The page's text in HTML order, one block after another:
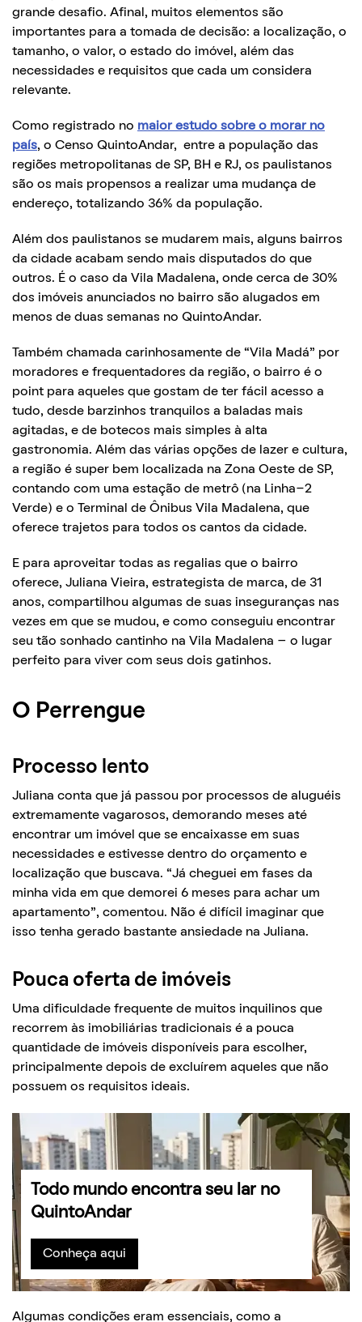
grande desafio. Afinal, muitos elementos são
importantes para a tomada de decisão: a localização, o
tamanho, o valor, o estado do imóvel, além das
necessidades e requisitos que cada um considera
relevante.
Como registrado no maior estudo sobre o morar no
país, o Censo QuintoAndar, entre a população das
regiões metropolitanas de SP, BH e RJ, os paulistanos
são os mais propensos a realizar uma mudança de
endereço, totalizando 36% da população.
Além dos paulistanos se mudarem mais, alguns bairros
da cidade acabam sendo mais disputados do que
outros. É o caso da Vila Madalena, onde cerca de 30%
dos imóveis anunciados no bairro são alugados em
menos de duas semanas no QuintoAndar.
Também chamada carinhosamente de “Vila Madá” por
moradores e frequentadores da região, o bairro é o
point para aqueles que gostam de ter fácil acesso a
tudo, desde barzinhos tranquilos a baladas mais
agitadas, e de botecos mais simples à alta
gastronomia. Além das várias opções de lazer e cultura,
a região é super bem localizada na Zona Oeste de SP,
contando com uma estação de metrô (na Linha-2
Verde) e o Terminal de Ônibus Vila Madalena, que
oferece trajetos para todos os cantos da cidade.
E para aproveitar todas as regalias que o bairro
oferece, Juliana Vieira, estrategista de marca, de 31
anos, compartilhou algumas de suas inseguranças nas
vezes em que se mudou, e como conseguiu encontrar
seu tão sonhado cantinho na Vila Madalena – o lugar
perfeito para viver com seus dois gatinhos.
O Perrengue
Processo lento
Juliana conta que já passou por processos de aluguéis
extremamente vagarosos, demorando meses até
encontrar um imóvel que se encaixasse em suas
necessidades e estivesse dentro do orçamento e
localização que buscava. “Já cheguei em fases da
minha vida em que demorei 6 meses para achar um
apartamento”, comentou. Não é difícil imaginar que
isso tenha gerado bastante ansiedade na Juliana.
Pouca oferta de imóveis
Uma dificuldade frequente de muitos inquilinos que
recorrem às imobiliárias tradicionais é a pouca
quantidade de imóveis disponíveis para escolher,
principalmente depois de excluírem aqueles que não
possuem os requisitos ideais.
Todo mundo encontra seu lar no
QuintoAndar
Conheça aqui
Algumas condições eram essenciais, como a